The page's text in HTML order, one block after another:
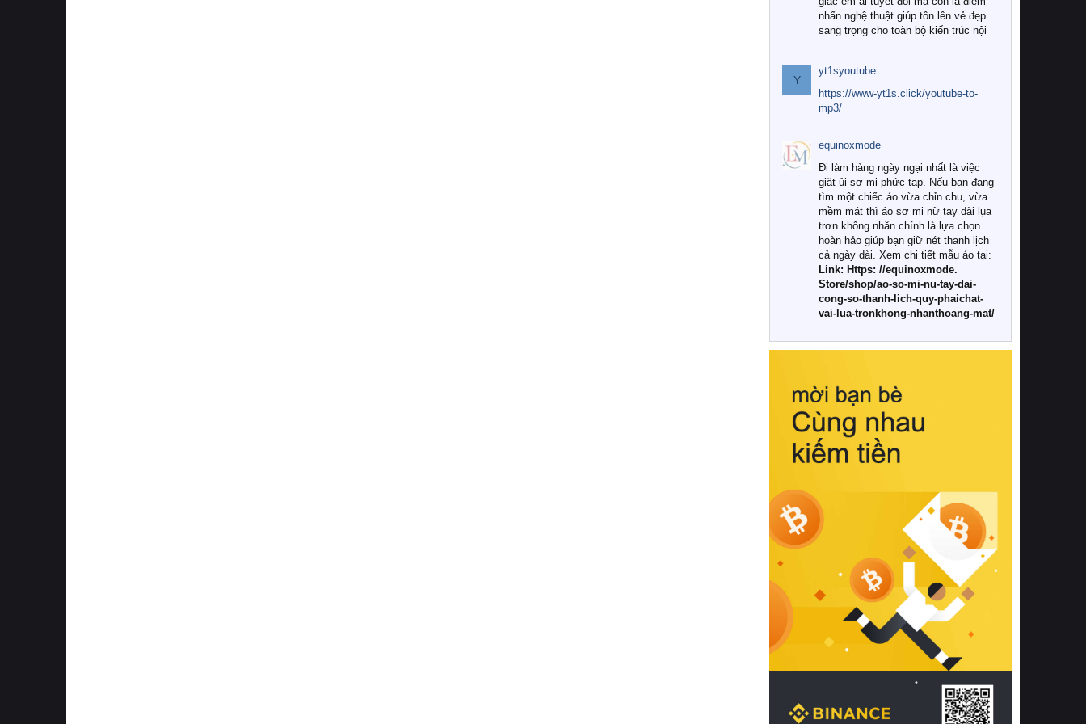
nhấn nghệ thuật giúp tôn lên vẻ đẹp
sang trọng cho toàn bộ kiến trúc nội
Tuy nhiên, giữa thị trường đa dạng
với vô vàn thương hiệu và mẫu mã
như hiện nay, làm thế nào để chọn
được những bộ chăn ga gối đệm cao
cấp thực sự chất lượng, phù hợp với
khí hậu và nhu cầu sử dụng của gia
đình? Hãy cùng chúng tôi đi tìm lời
giải đáp chi tiết qua bài viết dưới đây.
1. Tại sao các gia đình hiện đại lại ưa
chuộng chăn ga gối đệm cao cấp?
Khác với các dòng sản phẩm thông
thường, những bộ chăn ga gối đệm
cao cấp trải qua quy trình sản xuất
nghiêm ngặt từ khâu chọn lọc nguyên
liệu tự nhiên đến công nghệ dệt
nhuộm hiện đại không chứa hóa chất
này, bạn sẽ cảm nhận rõ rệt sự khác
hồi chuẩn xác của phần đệm nâng đỡ
cột sống.
Bên cạnh đó, việc lựa chọn các dòng
sản phẩm đạt chuẩn chất lượng quốc
tế còn giúp ngăn ngừa tình trạng kích
khuẩn và nấm mốc trong điều kiện
thời tiết nóng ẩm. Bạn có thể tìm hiểu
thêm các nghiên cứu khoa học về tác
động của giấc ngủ và môi trường
phòng ngủ đối với sức khỏe con
người tại Sleep Foundation (External
Link) để có cái nhìn toàn diện hơn.
2. Các tiêu chí vàng khi lựa chọn
chăn ga gối đệm cao cấp cho phòng
ngủ
Để sở hữu một bộ chăn ga gối đệm
cao cấp hoàn hảo cả về thẩm mỹ lẫn
công năng, người tiêu dùng cần cân
nhắc kỹ lưỡng các tiêu chí quan trọng
Y
yt1syoutube
https://www-yt1s.click/youtube-to-
mp3/
equinoxmode
Đi làm hàng ngày ngại nhất là việc
giặt ủi sơ mi phức tạp. Nếu bạn đang
tìm một chiếc áo vừa chỉn chu, vừa
mềm mát thì áo sơ mi nữ tay dài lụa
trơn không nhăn chính là lựa chọn
hoàn hảo giúp bạn giữ nét thanh lịch
cả ngày dài. Xem chi tiết mẫu áo tại:
Link: Https: //equinoxmode.
Store/shop/ao-so-mi-nu-tay-dai-
cong-so-thanh-lich-quy-phaichat-
vai-lua-tronkhong-nhanthoang-mat/